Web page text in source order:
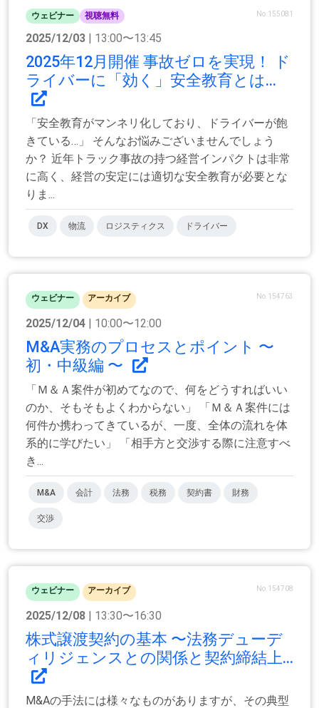
ウェビナー 視聴無料 No.155081
2025/12/03 | 13:00〜13:45
2025年12月開催 事故ゼロを実現！ ド
ライバーに「効く」安全教育とは...
「安全教育がマンネリ化しており、ドライバーが飽
きている…」 そんなお悩みございませんでしょう
か？ 近年トラック事故の持つ経営インパクトは非常
に高く、経営の安定には適切な安全教育が必要とな
りま...
DX 物流 ロジスティクス ドライバー
ウェビナー アーカイブ No.154763
2025/12/04 | 10:00〜12:00
M&A実務のプロセスとポイント 〜
初・中級編 〜
「Ｍ＆Ａ案件が初めてなので、何をどうすればいい
のか、そもそもよくわからない」 「Ｍ＆Ａ案件には
何件か携わってきているが、一度、全体の流れを体
系的に学びたい」 「相手方と交渉する際に注意すべ
き...
M&A 会計 法務 税務 契約書 財務
交渉
ウェビナー アーカイブ No.154708
2025/12/08 | 13:30〜16:30
株式譲渡契約の基本 〜法務デューデ
ィリジェンスとの関係と契約締結上...
M&Aの手法には様々なものがありますが、その典型